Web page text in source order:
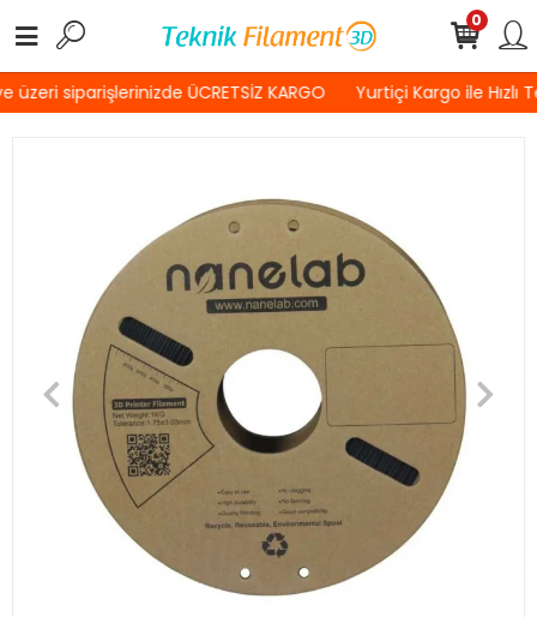
siparişlerinizde ÜCRETSİZ KARGO Yurtiçi Kargo ile Hızlı
0